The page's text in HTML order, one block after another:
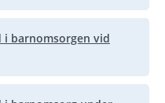
barnomsorgen vid
i nytt fönster.